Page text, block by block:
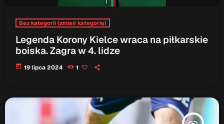
Przydatne linki
Strona UJK
Wirtualna Uczelnia
Bez kategorii (zmień kategorię)
Legenda Korony Kielce wraca na piłkarskie
boiska. Zagra w 4. lidze
today 19 lipca 2024 1